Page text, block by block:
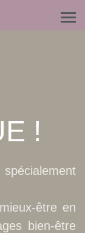
!
être en
bien-être